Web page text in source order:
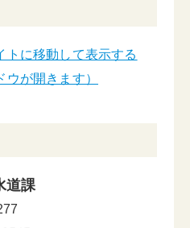
トに移動して表示する
ウが開きます）
道課